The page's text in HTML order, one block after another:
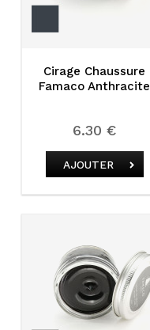
Cirage Chaussure
Famaco Anthracite
6.30 €
AJOUTER